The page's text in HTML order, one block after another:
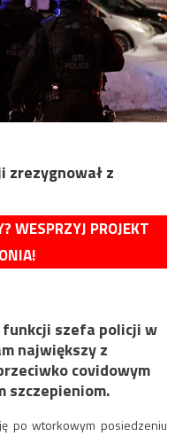
zrezygnował z
WESPRZYJ PROJEKT
funkcji szefa policji w
największy z
covidowym
szczepieniom.
po wtorkowym posiedzeniu